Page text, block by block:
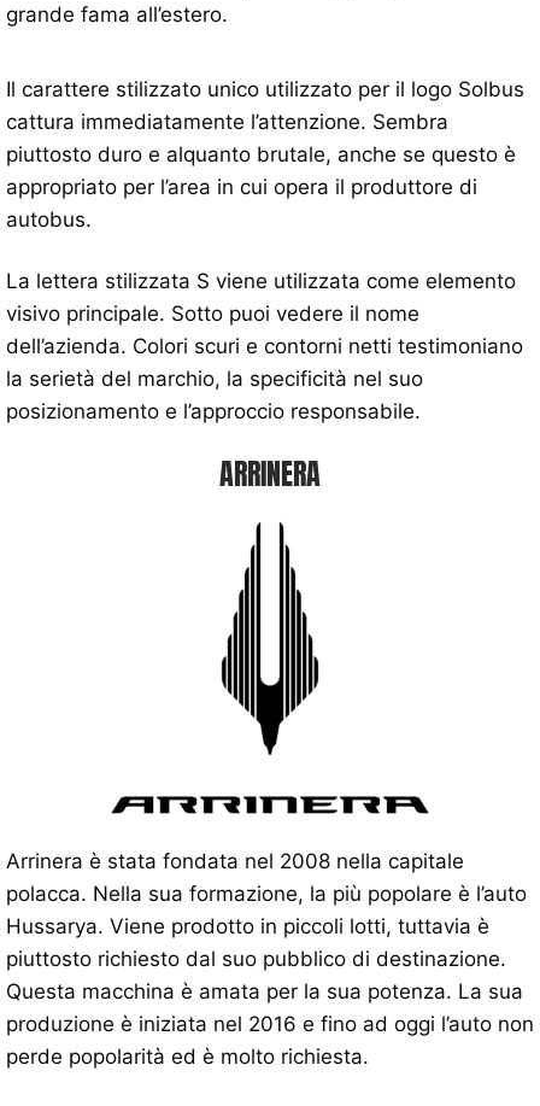
grande fama all’estero.
Il carattere stilizzato unico utilizzato per il logo Solbus
cattura immediatamente l’attenzione. Sembra
piuttosto duro e alquanto brutale, anche se questo è
appropriato per l’area in cui opera il produttore di
autobus.
La lettera stilizzata S viene utilizzata come elemento
visivo principale. Sotto puoi vedere il nome
dell’azienda. Colori scuri e contorni netti testimoniano
la serietà del marchio, la specificità nel suo
posizionamento e l’approccio responsabile.
ARRINERA
Arrinera è stata fondata nel 2008 nella capitale
polacca. Nella sua formazione, la più popolare è l’auto
Hussarya. Viene prodotto in piccoli lotti, tuttavia è
piuttosto richiesto dal suo pubblico di destinazione.
Questa macchina è amata per la sua potenza. La sua
produzione è iniziata nel 2016 e fino ad oggi l’auto non
perde popolarità ed è molto richiesta.